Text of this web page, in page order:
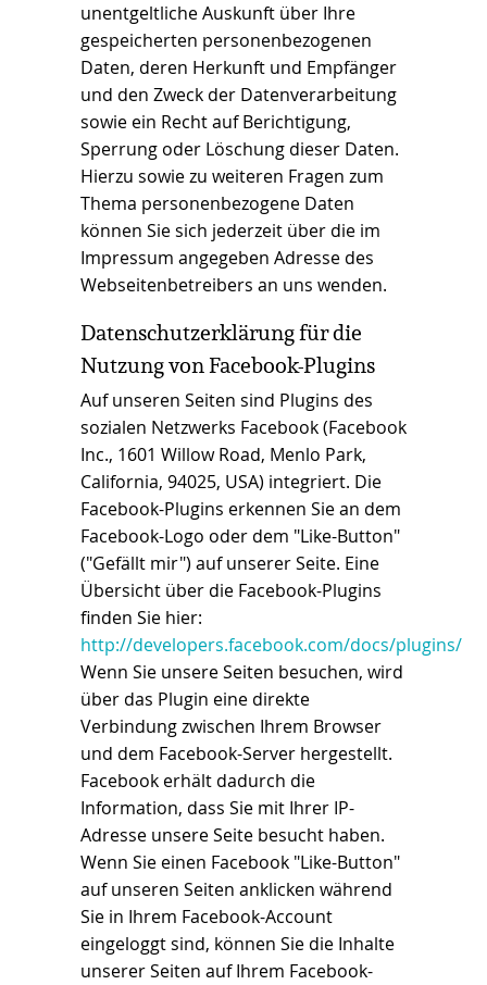
unentgeltliche Auskunft über Ihre
gespeicherten personenbezogenen
Daten, deren Herkunft und Empfänger
und den Zweck der Datenverarbeitung
sowie ein Recht auf Berichtigung,
Sperrung oder Löschung dieser Daten.
Hierzu sowie zu weiteren Fragen zum
Thema personenbezogene Daten
können Sie sich jederzeit über die im
Impressum angegeben Adresse des
Webseitenbetreibers an uns wenden.
Datenschutzerklärung für die
Nutzung von Facebook-Plugins
Auf unseren Seiten sind Plugins des
sozialen Netzwerks Facebook (Facebook
Inc., 1601 Willow Road, Menlo Park,
California, 94025, USA) integriert. Die
Facebook-Plugins erkennen Sie an dem
Facebook-Logo oder dem "Like-Button"
("Gefällt mir") auf unserer Seite. Eine
Übersicht über die Facebook-Plugins
finden Sie hier:
http://developers.facebook.com/docs/plugins/
Wenn Sie unsere Seiten besuchen, wird
über das Plugin eine direkte
Verbindung zwischen Ihrem Browser
und dem Facebook-Server hergestellt.
Facebook erhält dadurch die
Information, dass Sie mit Ihrer IP-
Adresse unsere Seite besucht haben.
Wenn Sie einen Facebook "Like-Button"
auf unseren Seiten anklicken während
Sie in Ihrem Facebook-Account
eingeloggt sind, können Sie die Inhalte
unserer Seiten auf Ihrem Facebook-